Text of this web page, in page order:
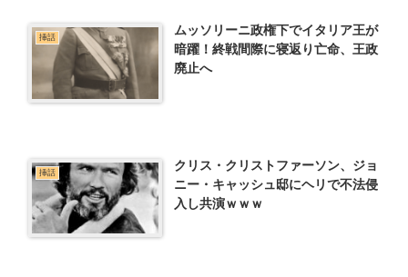
挿話
ムッソリーニ政権下でイタリア王が
暗躍！終戦間際に寝返り亡命、王政
廃止へ
挿話
クリス・クリストファーソン、ジョ
ニー・キャッシュ邸にヘリで不法侵
入し共演ｗｗｗ